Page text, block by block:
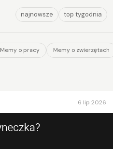
najnowsze top tygodnia
Memy o pracy Memy o zwierzętach
6 lip 2026